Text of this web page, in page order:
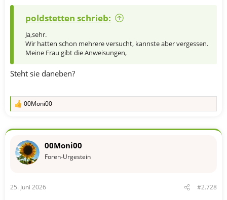
poldstetten schrieb:
Ja,sehr.
Wir hatten schon mehrere versucht, kannste aber vergessen.
Meine Frau gibt die Anweisungen,
Steht sie daneben?
R
k
o
:
00Moni00
00Moni00
Foren-Urgestein
25. Juni 2026 #2.728